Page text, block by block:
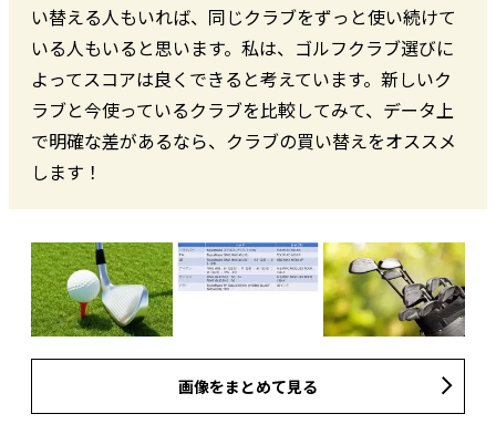
い替える人もいれば、同じクラブをずっと使い続けて
いる人もいると思います。私は、ゴルフクラブ選びに
よってスコアは良くできると考えています。新しいク
ラブと今使っているクラブを比較してみて、データ上
で明確な差があるなら、クラブの買い替えをオススメ
します！
画像をまとめて見る